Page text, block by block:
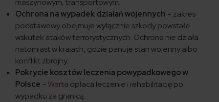
maszynowym, transportowym.
Ochrona na wypadek działań wojennych – zakres
podstawowy obejmuje wyłącznie szkody powstałe
wskutek ataków terrorystycznych. Ochrona nie działa
natomiast w krajach, gdzie panuje stan wojenny albo
konflikt zbrojny.
Pokrycie kosztów leczenia powypadkowego w
Polsce – Warta opłaca leczenie i rehabilitację po
wypadku za granicą.